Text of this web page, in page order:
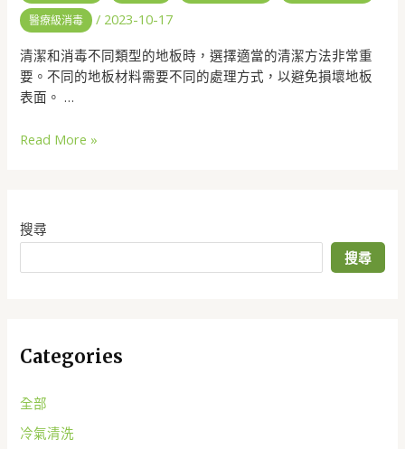
搜尋
搜尋
Categories
全部
冷氣清洗
醫療級消毒 / 2023-10-17
清潔和消毒不同類型的地板時，選擇適當的清潔方法非常重
要。不同的地板材料需要不同的處理方式，以避免損壞地板
表面。 …
Read More »